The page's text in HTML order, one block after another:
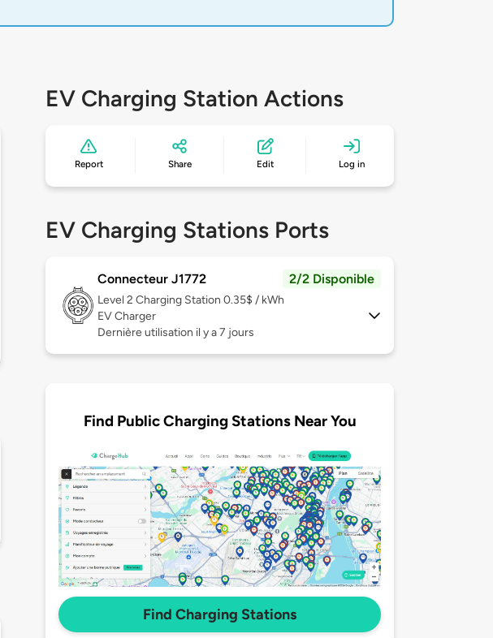
EV Charging Station Actions
Report Share Edit Log in
EV Charging Stations Ports
Connecteur J1772 2/2 Disponible
Level 2 Charging Station 0.35$ / kWh
EV Charger
Dernière utilisation il y a 7 jours
Find Public Charging Stations Near You
Find Charging Stations